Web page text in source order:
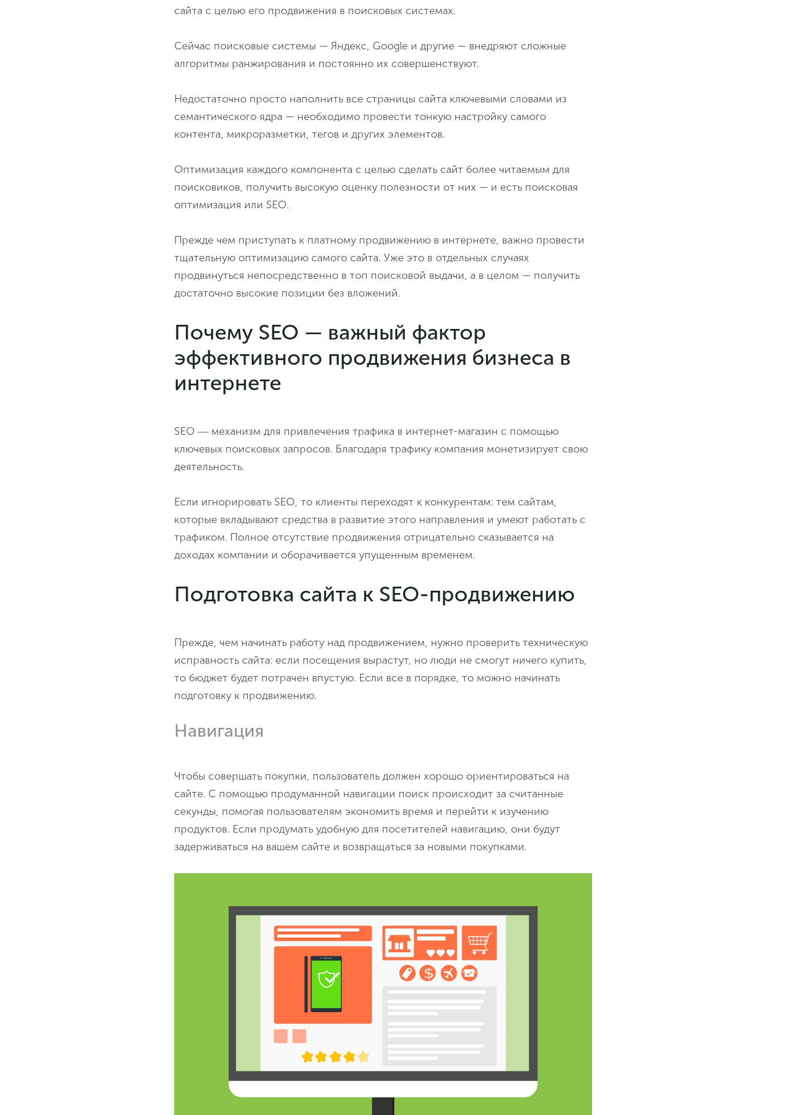
сайта с целью его продвижения в поисковых системах.
Сейчас поисковые системы — Яндекс, Google и другие — внедряют сложные
алгоритмы ранжирования и постоянно их совершенствуют.
Недостаточно просто наполнить все страницы сайта ключевыми словами из
семантического ядра — необходимо провести тонкую настройку самого
контента, микроразметки, тегов и других элементов.
Оптимизация каждого компонента с целью сделать сайт более читаемым для
поисковиков, получить высокую оценку полезности от них — и есть поисковая
оптимизация или SEO.
Прежде чем приступать к платному продвижению в интернете, важно провести
тщательную оптимизацию самого сайта. Уже это в отдельных случаях
продвинуться непосредственно в топ поисковой выдачи, а в целом — получить
достаточно высокие позиции без вложений.
Почему SEO — важный фактор
эффективного продвижения бизнеса в
интернете
SEO ― механизм для привлечения трафика в интернет-магазин с помощью
ключевых поисковых запросов. Благодаря трафику компания монетизирует свою
деятельность.
Если игнорировать SEO, то клиенты переходят к конкурентам: тем сайтам,
которые вкладывают средства в развитие этого направления и умеют работать с
трафиком. Полное отсутствие продвижения отрицательно сказывается на
доходах компании и оборачивается упущенным временем.
Подготовка сайта к SEO-продвижению
Прежде, чем начинать работу над продвижением, нужно проверить техническую
исправность сайта: если посещения вырастут, но люди не смогут ничего купить,
то бюджет будет потрачен впустую. Если все в порядке, то можно начинать
подготовку к продвижению.
Навигация
Чтобы совершать покупки, пользователь должен хорошо ориентироваться на
сайте. С помощью продуманной навигации поиск происходит за считанные
секунды, помогая пользователям экономить время и перейти к изучению
продуктов. Если продумать удобную для посетителей навигацию, они будут
задерживаться на вашем сайте и возвращаться за новыми покупками.